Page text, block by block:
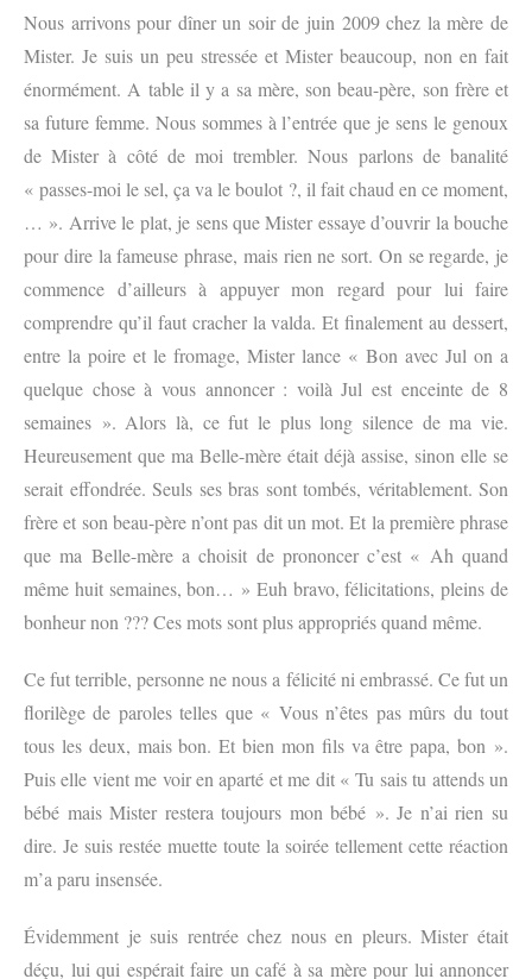
Nous arrivons pour dîner un soir de juin 2009 chez la mère de
Mister. Je suis un peu stressée et Mister beaucoup, non en fait
énormément. A table il y a sa mère, son beau-père, son frère et
sa future femme. Nous sommes à l’entrée que je sens le genoux
de Mister à côté de moi trembler. Nous parlons de banalité
« passes-moi le sel, ça va le boulot ?, il fait chaud en ce moment,
… ». Arrive le plat, je sens que Mister essaye d’ouvrir la bouche
pour dire la fameuse phrase, mais rien ne sort. On se regarde, je
commence d’ailleurs à appuyer mon regard pour lui faire
comprendre qu’il faut cracher la valda. Et finalement au dessert,
entre la poire et le fromage, Mister lance « Bon avec Jul on a
quelque chose à vous annoncer : voilà Jul est enceinte de 8
semaines ». Alors là, ce fut le plus long silence de ma vie.
Heureusement que ma Belle-mère était déjà assise, sinon elle se
serait effondrée. Seuls ses bras sont tombés, véritablement. Son
frère et son beau-père n’ont pas dit un mot. Et la première phrase
que ma Belle-mère a choisit de prononcer c’est « Ah quand
même huit semaines, bon… » Euh bravo, félicitations, pleins de
bonheur non ??? Ces mots sont plus appropriés quand même.
Ce fut terrible, personne ne nous a félicité ni embrassé. Ce fut un
florilège de paroles telles que « Vous n’êtes pas mûrs du tout
tous les deux, mais bon. Et bien mon fils va être papa, bon ».
Puis elle vient me voir en aparté et me dit « Tu sais tu attends un
bébé mais Mister restera toujours mon bébé ». Je n’ai rien su
dire. Je suis restée muette toute la soirée tellement cette réaction
m’a paru insensée.
Évidemment je suis rentrée chez nous en pleurs. Mister était
déçu, lui qui espérait faire un café à sa mère pour lui annoncer